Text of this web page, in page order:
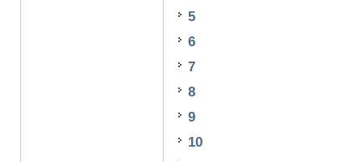
5
6
7
8
9
10